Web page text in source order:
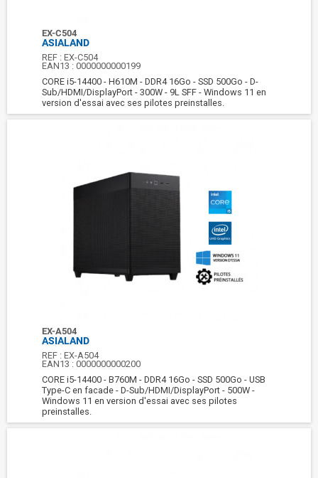
EX-C504
ASIALAND
REF :EX-C504
EAN13 :0000000000199
CORE i5-14400 - H610M - DDR4 16Go - SSD 500Go - D-
Sub/HDMI/DisplayPort - 300W - 9L SFF - Windows 11 en
version d'essai avec ses pilotes preinstalles.
EX-A504
ASIALAND
REF :EX-A504
EAN13 :0000000000200
CORE i5-14400 - B760M - DDR4 16Go - SSD 500Go - USB
Type-C en facade - D-Sub/HDMI/DisplayPort - 500W -
Windows 11 en version d'essai avec ses pilotes
preinstalles.